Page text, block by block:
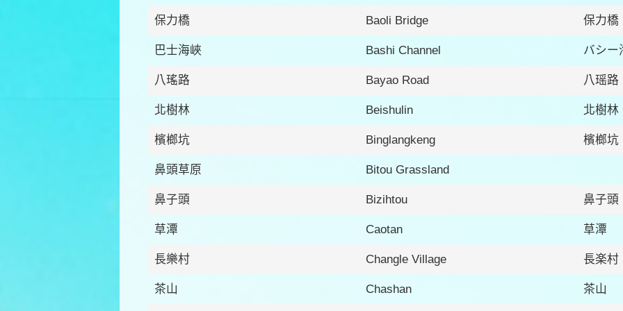
保力橋 Baoli Bridge 保力橋
巴士海峽 Bashi Channel バシー
八瑤路 Bayao Road 八瑶路
北樹林 Beishulin 北樹林
檳榔坑 Binglangkeng 檳榔坑
鼻頭草原 Bitou Grassland
鼻子頭 Bizihtou 鼻子頭
草潭 Caotan 草潭
長樂村 Changle Village 長楽村
茶山 Chashan 茶山